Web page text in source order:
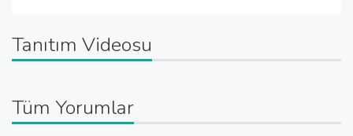
Tanıtım Videosu
Tüm Yorumlar